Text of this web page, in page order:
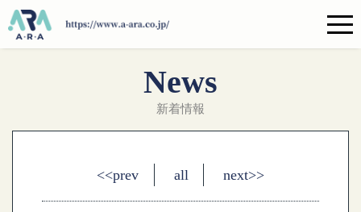
News
新着情報
<<prev all next>>